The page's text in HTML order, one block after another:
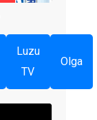
Luzu
TV
Olga